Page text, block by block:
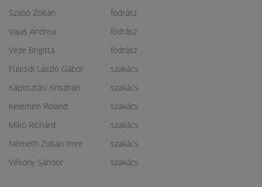
Szabó Zoltán
fodrász
Vajas Andrea
fodrász
Veze Brigitta
fodrász
Fülesdi László Gábor
szakács
Káposztási Krisztián
szakács
Kelemen Roland
szakács
Mikó Richárd
szakács
Németh Zoltán Imre
szakács
Vékony Sándor
szakács